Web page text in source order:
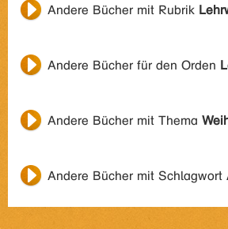
Andere Bücher mit Rubrik
Andere Bücher für den Orden
Andere Bücher mit Thema
Andere Bücher mit Schlagwort